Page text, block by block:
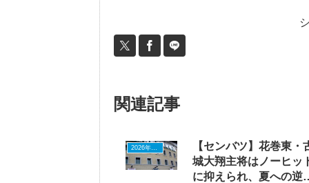
関連記事
2026年ドラフトニュース
【センバツ】花巻東・
城大翔主将はノーヒッ
に抑えられ、夏への逆